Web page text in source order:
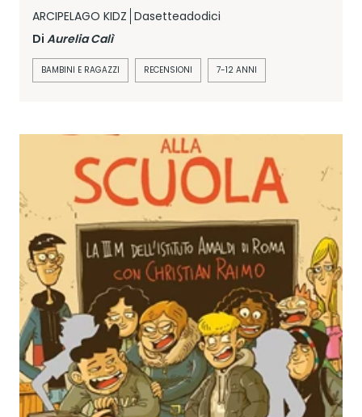
ARCIPELAGO KIDZ Dasetteadodici
Di Aurelia Calì
BAMBINI E RAGAZZI RECENSIONI 7-12 ANNI